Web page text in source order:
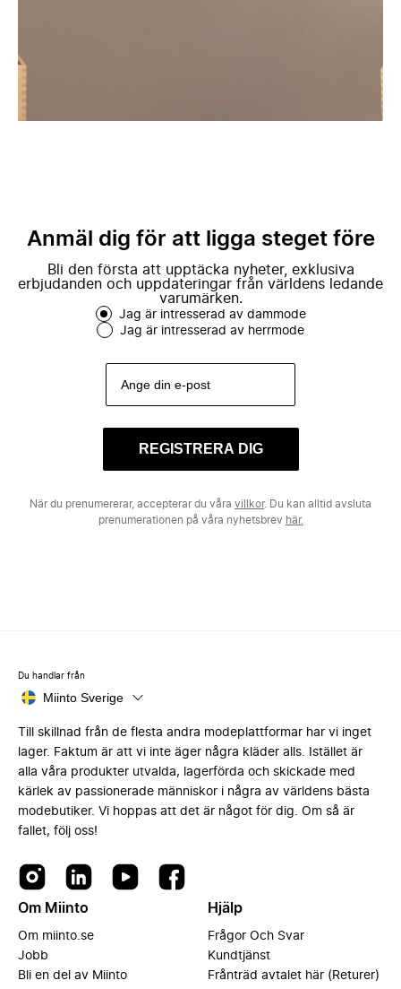
Anmäl dig för att ligga steget före
Bli den första att upptäcka nyheter, exklusiva
erbjudanden och uppdateringar från världens ledande
varumärken.
Jag är intresserad av dammode
Jag är intresserad av herrmode
REGISTRERA DIG
När du prenumererar, accepterar du våra villkor. Du kan alltid avsluta
prenumerationen på våra nyhetsbrev här.
Du handlar från
Miinto Sverige
Till skillnad från de flesta andra modeplattformar har vi inget
lager. Faktum är att vi inte äger några kläder alls. Istället är
alla våra produkter utvalda, lagerförda och skickade med
kärlek av passionerade människor i några av världens bästa
modebutiker. Vi hoppas att det är något för dig. Om så är
fallet, följ oss!
Om Miinto
Om miinto.se
Jobb
Bli en del av Miinto
Hjälp
Frågor Och Svar
Kundtjänst
Frånträd avtalet här (Returer)